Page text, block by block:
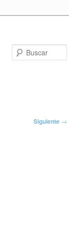
Siguiente →